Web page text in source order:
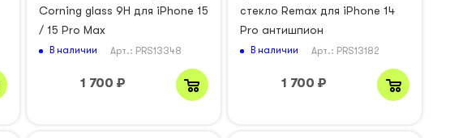
Corning glass 9H для iPhone 15
/ 15 Pro Max
В наличии Арт.: PRS13348
1 700 ₽
стекло Remax для iPhone 14
Pro антишпион
В наличии Арт.: PRS13182
1 700 ₽